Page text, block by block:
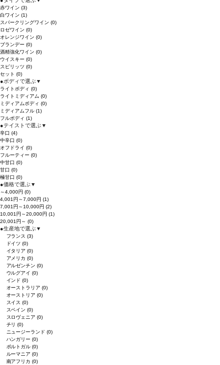
赤ワイン (3)
白ワイン (1)
スパークリングワイン (0)
ロゼワイン (0)
オレンジワイン (0)
ブランデー (0)
酒精強化ワイン (0)
ウイスキー (0)
スピリッツ (0)
セット (0)
●ボディで選ぶ▼
ライトボディ (0)
ライトミディアム (0)
ミディアムボディ (0)
ミディアムフル (1)
フルボディ (1)
●テイストで選ぶ▼
辛口 (4)
中辛口 (0)
オフドライ (0)
フルーティー (0)
中甘口 (0)
甘口 (0)
極甘口 (0)
●価格で選ぶ▼
～4,000円 (0)
4,001円～7,000円 (1)
7,001円～10,000円 (2)
10,001円～20,000円 (1)
20,001円～ (0)
●生産地で選ぶ▼
フランス(3)
ドイツ(0)
イタリア(0)
アメリカ(0)
アルゼンチン(0)
ウルグアイ(0)
インド(0)
オーストラリア(0)
オーストリア(0)
スイス(0)
スペイン(0)
スロヴェニア(0)
チリ(0)
ニュージーランド(0)
ハンガリー(0)
ポルトガル(0)
ルーマニア(0)
南アフリカ(0)